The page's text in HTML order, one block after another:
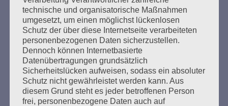
Nie mehr schweigen, wegsehen wie und wo auch
immer Antisemitismus, Antiziganismus, Rassismus
und Ausländerfeindlichkeit hervortreten!
Erinnern heißt handeln!
Esther Bejarano
technische und organisatorische Maßnahmen
umgesetzt, um einen möglichst lückenlosen
Schutz der über diese Internetseite verarbeiteten
personenbezogenen Daten sicherzustellen.
Dennoch können Internetbasierte
Datenübertragungen grundsätzlich
Sicherheitslücken aufweisen, sodass ein absoluter
Schutz nicht gewährleistet werden kann. Aus
diesem Grund steht es jeder betroffenen Person
frei, personenbezogene Daten auch auf